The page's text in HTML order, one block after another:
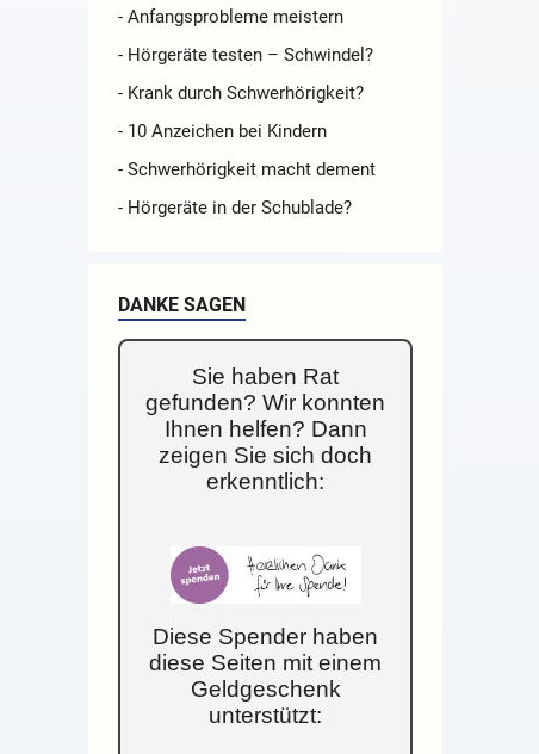
- Anfangsprobleme meistern
- Hörgeräte testen – Schwindel?
- Krank durch Schwerhörigkeit?
- 10 Anzeichen bei Kindern
- Schwerhörigkeit macht dement
- Hörgeräte in der Schublade?
DANKE SAGEN
Sie haben Rat
gefunden? Wir konnten
Ihnen helfen? Dann
zeigen Sie sich doch
erkenntlich:
Diese Spender haben
diese Seiten mit einem
Geldgeschenk
unterstützt: